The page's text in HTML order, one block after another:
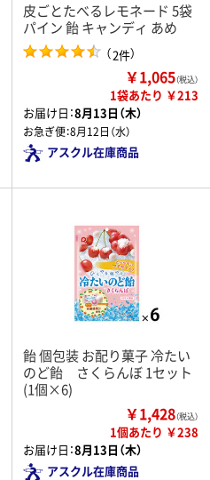
皮ごとたべるレモネード 5袋
パイン 飴 キャンディ あめ
（2件）
￥1,065（税込）
1袋あたり ￥213
お届け日：8月13日（木）
お急ぎ便：8月12日（水）
アスクル在庫商品
飴 個包装 お配り菓子 冷たい
のど飴 さくらんぼ 1セット
(1個×6)
￥1,428（税込）
1個あたり ￥238
お届け日：8月13日（木）
アスクル在庫商品